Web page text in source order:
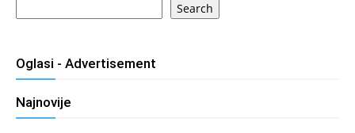
Search
Oglasi - Advertisement
Najnovije